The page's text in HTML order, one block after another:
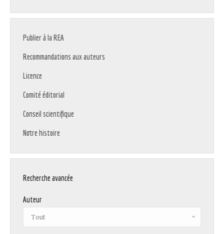
Publier à la REA
Recommandations aux auteurs
Licence
Comité éditorial
Conseil scientifique
Notre histoire
Recherche avancée
Auteur